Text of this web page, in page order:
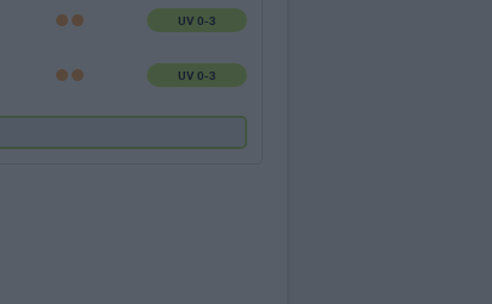
UV 0-3
UV 0-3